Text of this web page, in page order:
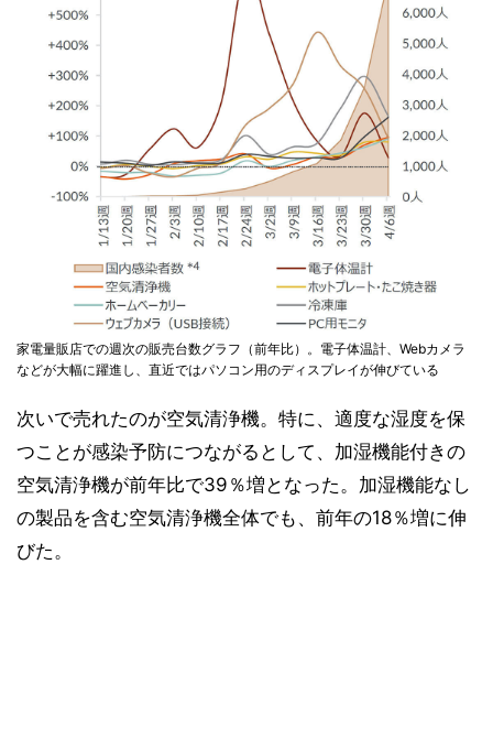
家電量販店での週次の販売台数グラフ（前年比）。電子体温計、Webカメラ
などが大幅に躍進し、直近ではパソコン用のディスプレイが伸びている
次いで売れたのが空気清浄機。特に、適度な湿度を保
つことが感染予防につながるとして、加湿機能付きの
空気清浄機が前年比で39％増となった。加湿機能なし
の製品を含む空気清浄機全体でも、前年の18％増に伸
びた。